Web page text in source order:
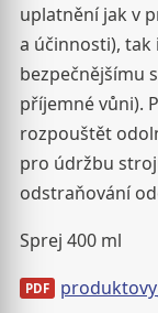
uplatnění jak v
a účinnosti),
bezpečnějšímu
příjemné vůni).
rozpouštět
pro údržbu
odstraňování
Sprej 400 ml